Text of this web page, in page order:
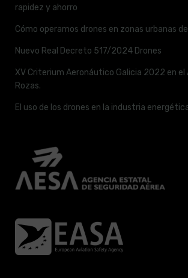
rapidez y ahorro
Cómo operamos drones en zonas urbanas
Nuevo Real Decreto 517/2024 Drones
XV Criterium Aeronáutico Galicia 2022 en el
Rozas.
El uso de los drones en la industria